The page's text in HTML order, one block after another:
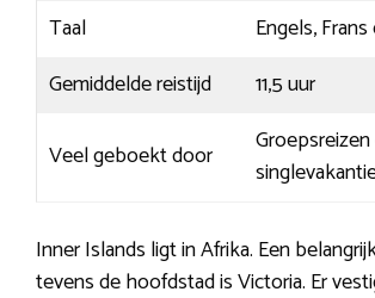
Taal
Engels,
Gemiddelde reistijd
11,5 uur
Veel geboekt door
Inner Islands ligt in Afrika. Een
tevens de hoofdstad is Victoria. Er